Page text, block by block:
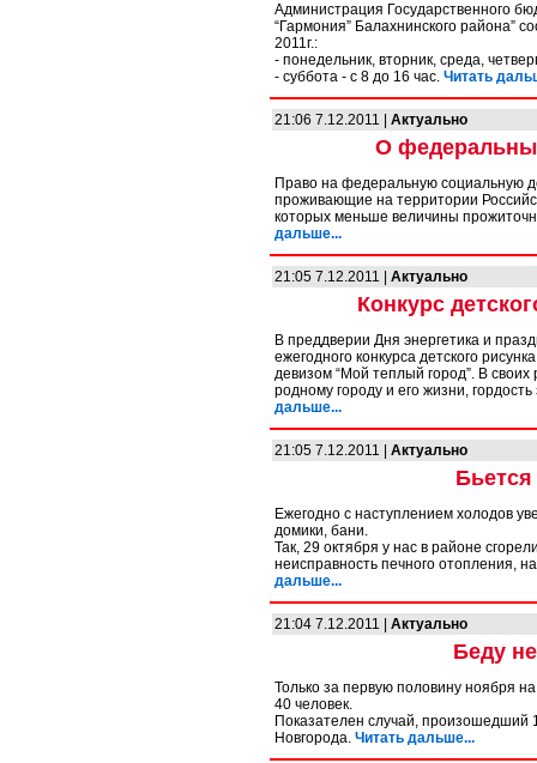
Администрация Государственного
“Гармония” Балахнинского района”
2011г.:
- понедельник, вторник, среда,
- суббота - с 8 до 16 час. Читать
21:06 7.12.2011 | Актуально
О
Право на федеральную социальную
проживающие на территории
которых меньше величины
дальше...
21:05 7.12.2011 | Актуально
Конкурс
В преддверии Дня энергетика и
ежегодного конкурса детского
девизом “Мой теплый город”. В
родному городу и его жизни,
дальше...
21:05 7.12.2011 | Актуально
Ежегодно с наступлением холодов
домики, бани.
Так, 29 октября у нас в районе
неисправность печного отопления,
дальше...
21:04 7.12.2011 | Актуально
Беду
Только за первую половину ноября
40 человек.
Показателен случай, произошедший
Новгорода. Читать дальше...